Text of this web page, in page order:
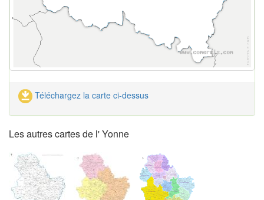
Téléchargez la carte ci-dessus
Les autres cartes de l' Yonne